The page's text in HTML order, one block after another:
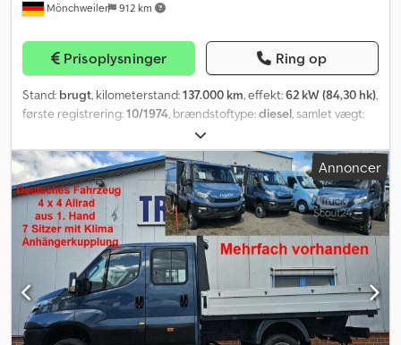
Mönchweiler 912 km
Prisoplysninger Ring op
Stand: brugt, kilometerstand:137.000 km, effekt:62 kW (84,30 hk),
første registrering:10/1974, brændstoftype:diesel, samlet vægt:
mekanisk
Produktionsår:1974, Udstyr:firehjulstræk, Unimog 406 cabrio
tilbydes til salg med fuld udstyrspakke, herunder PTO for og bag,
skivebremser, stort gearkasse, baglift. Originalt køretøj, komplet
nyrestaureret med vurderingsrapport karakter 2 plus. Levering
mulig. Også velegnet som krisesikker investering?! BEMÆRK:
Prisforespørgsler kun telefonisk! Codpsy I Id Tjfx Ahzorf
Annoncer